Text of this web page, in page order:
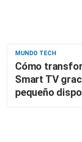
MUNDO TECH
Cómo
Smart TV
pequeño